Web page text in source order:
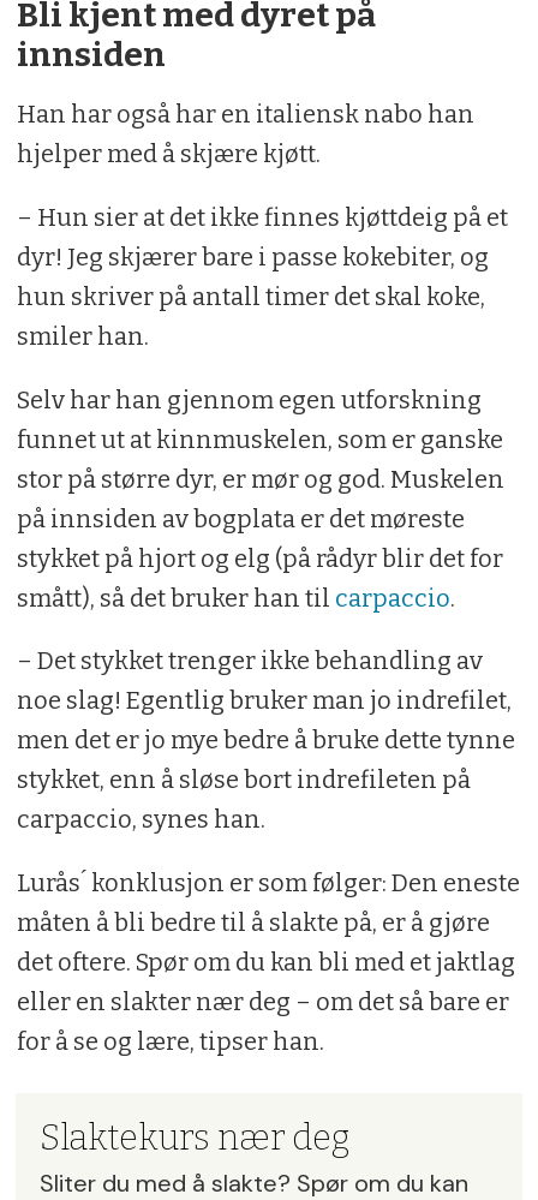
Bli kjent med dyret på
innsiden
Han har også har en italiensk nabo han
hjelper med å skjære kjøtt.
– Hun sier at det ikke finnes kjøttdeig på et
dyr! Jeg skjærer bare i passe kokebiter, og
hun skriver på antall timer det skal koke,
smiler han.
Selv har han gjennom egen utforskning
funnet ut at kinnmuskelen, som er ganske
stor på større dyr, er mør og god. Muskelen
på innsiden av bogplata er det møreste
stykket på hjort og elg (på rådyr blir det for
smått), så det bruker han til carpaccio.
– Det stykket trenger ikke behandling av
noe slag! Egentlig bruker man jo indrefilet,
men det er jo mye bedre å bruke dette tynne
stykket, enn å sløse bort indrefileten på
carpaccio, synes han.
Lurås ́ konklusjon er som følger: Den eneste
måten å bli bedre til å slakte på, er å gjøre
det oftere. Spør om du kan bli med et jaktlag
eller en slakter nær deg – om det så bare er
for å se og lære, tipser han.
Slaktekurs nær deg
Sliter du med å slakte? Spør om du kan